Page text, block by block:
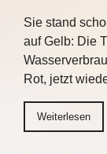
Sie stand
auf Gelb: Die
Rot, jetzt
Weiterlesen